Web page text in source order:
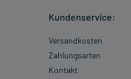
Kundenservice:
Versandkosten
Zahlungsarten
Kontakt